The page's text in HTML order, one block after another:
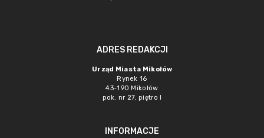
ADRES REDAKCJI
Urząd Miasta Mikołów
Rynek 16
43-190 Mikołów
pok. nr 27, piętro I
INFORMACJE